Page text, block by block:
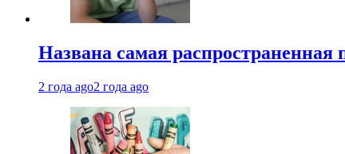
Названа самая распространенная
2 года ago2 года ago